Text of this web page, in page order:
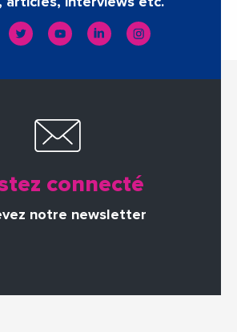
connecté
notre newsletter